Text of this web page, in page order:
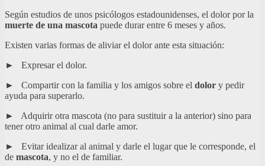
Según estudios de unos psicólogos estadounidenses, el dolor por la
muerte de una mascota puede durar entre 6 meses y años.
Existen varias formas de aliviar el dolor ante esta situación:
► Expresar el dolor.
► Compartir con la familia y los amigos sobre el dolor y pedir
ayuda para superarlo.
► Adquirir otra mascota (no para sustituir a la anterior) sino para
tener otro animal al cual darle amor.
► Evitar idealizar al animal y darle el lugar que le corresponde, el
de mascota, y no el de familiar.